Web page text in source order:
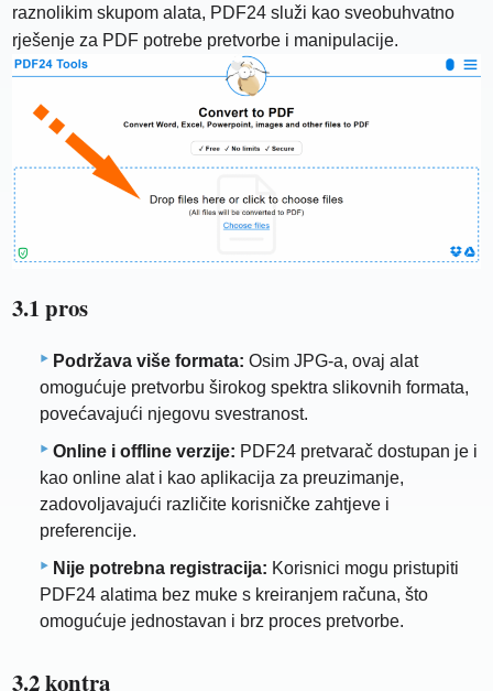
raznolikim skupom alata, PDF24 služi kao sveobuhvatno
rješenje za PDF potrebe pretvorbe i manipulacije.
3.1 pros
Podržava više formata: Osim JPG-a, ovaj alat
omogućuje pretvorbu širokog spektra slikovnih formata,
povećavajući njegovu svestranost.
Online i offline verzije: PDF24 pretvarač dostupan je i
kao online alat i kao aplikacija za preuzimanje,
zadovoljavajući različite korisničke zahtjeve i
preferencije.
Nije potrebna registracija: Korisnici mogu pristupiti
PDF24 alatima bez muke s kreiranjem računa, što
omogućuje jednostavan i brz proces pretvorbe.
3.2 kontra